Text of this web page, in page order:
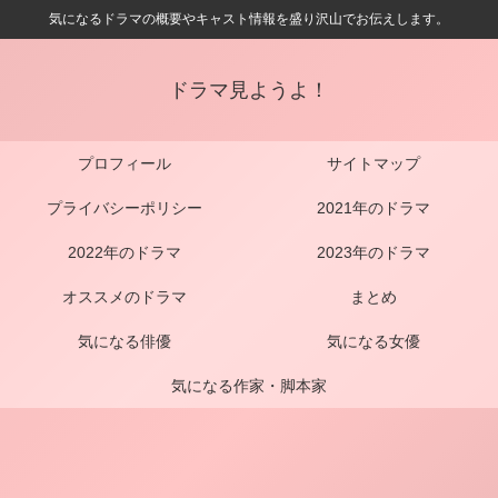
気になるドラマの概要やキャスト情報を盛り沢山でお伝えします。
ドラマ見ようよ！
プロフィール サイトマップ
プライバシーポリシー 2021年のドラマ
2022年のドラマ 2023年のドラマ
オススメのドラマ まとめ
気になる俳優 気になる女優
気になる作家・脚本家